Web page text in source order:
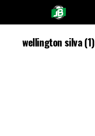
wellington silva (1)